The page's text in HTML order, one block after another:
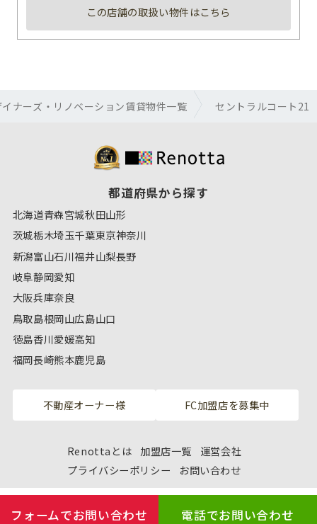
フォームでお問い合わせ 電話でお問い合わせ
この店舗の取扱い物件はこちら
ナーズ・リノベーション賃貸物件一覧 セントラルコート21
都道府県から探す
北海道青森宮城秋田山形
茨城栃木埼玉千葉東京神奈川
新潟富山石川福井山梨長野
岐阜静岡愛知
大阪兵庫奈良
鳥取島根岡山広島山口
徳島香川愛媛高知
福岡長崎熊本鹿児島
不動産オーナー様 FC加盟店を募集中
Renottaとは 加盟店一覧
運営会社
プライバシーポリシー
お問い合わせ